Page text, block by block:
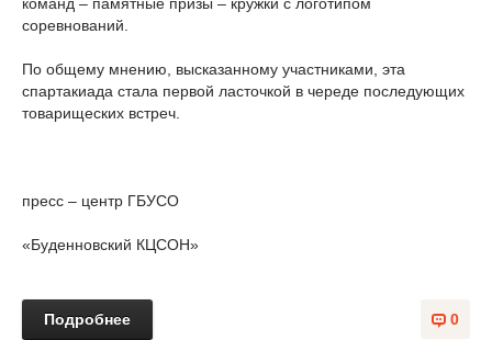
соревнований.
По общему мнению, высказанному участниками, эта
спартакиада стала первой ласточкой в череде последующих
товарищеских встреч.
пресс – центр ГБУСО
«Буденновский КЦСОН»
0
Подробнее